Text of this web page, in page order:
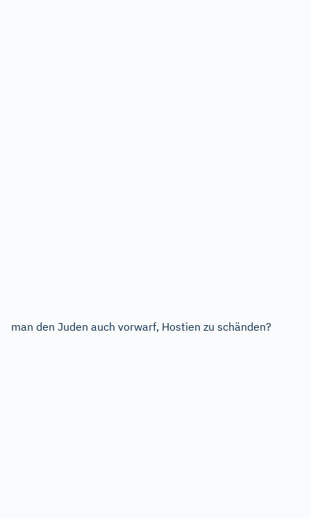
man den Juden auch vorwarf, Hostien zu schänden?